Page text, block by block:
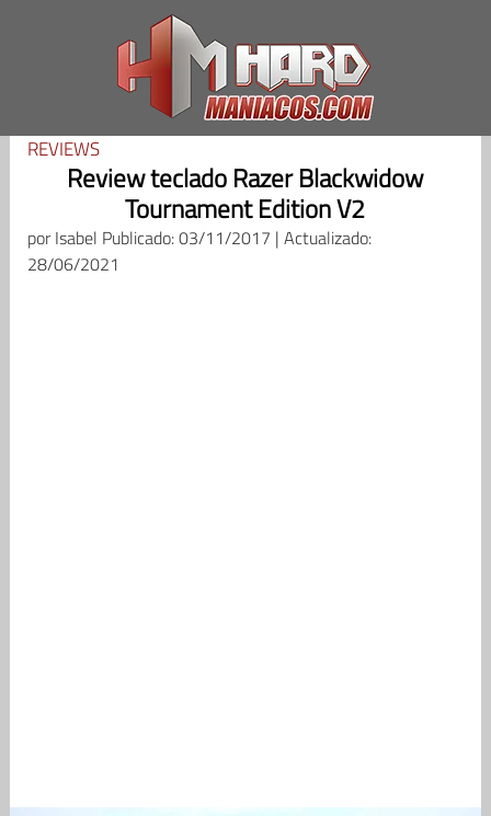
REVIEWS
Review teclado Razer Blackwidow
Tournament Edition V2
porIsabel Publicado: 03/11/2017 | Actualizado:
28/06/2021